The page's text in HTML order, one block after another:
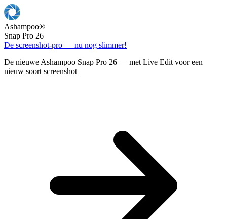
Ashampoo®
Snap Pro 26
De screenshot-pro — nu nog slimmer!
De nieuwe Ashampoo Snap Pro 26 — met Live Edit voor een
nieuw soort screenshot